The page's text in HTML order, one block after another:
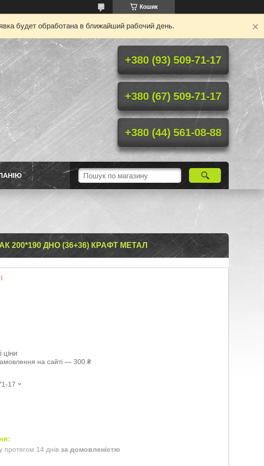
Кошик
будет обработана в ближайший рабочий день.
+380 (93) 509-71-17
+380 (67) 509-71-17
+380 (44) 561-08-88
200*190 ДНО (36+36) КРАФТ МЕТАЛ
ціни
на сайті — 300 ₴
17
протягом 14 днів за домовленістю